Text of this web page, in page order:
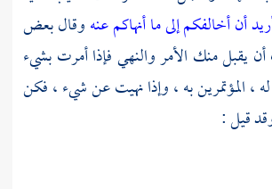
أن أخالفكم إلى ما أنهاكم عنهوقال بعض
يقبل منك الأمر والنهي فإذا أمرت بشيء
، المؤتمرين به ، وإذا نهيت عن شيء ، فكن
قيل :